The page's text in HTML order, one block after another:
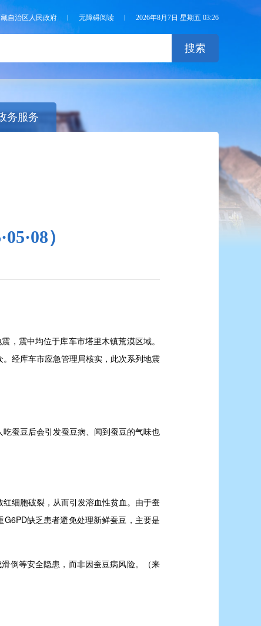
自治区人民政府 无障碍阅读 2026年8月7日 星期五 03:26
搜索
务服务
）
，震中均位于库车市塔里木镇荒漠区域。
经库车市应急管理局核实，此次系列地震
蚕豆后会引发蚕豆病、闻到蚕豆的气味也
细胞破裂，从而引发溶血性贫血。由于蚕
缺乏患者避免处理新鲜蚕豆，主要是
倒等安全隐患，而非因蚕豆病风险。（来